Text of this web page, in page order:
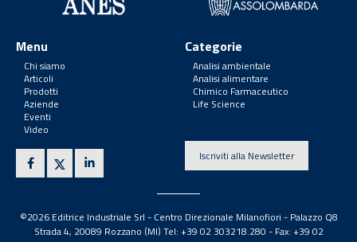
Menu
Chi siamo
Articoli
Prodotti
Aziende
Eventi
Video
Categorie
Analisi ambientale
Analisi alimentare
Chimico Farmaceutico
Life Science
Iscriviti alla Newsletter
©2026 Editrice Industriale Srl - Centro Direzionale Milanofiori - Palazzo Q8
Strada 4, 20089 Rozzano (MI) Tel: +39 02 303218.280 - Fax: +39 02